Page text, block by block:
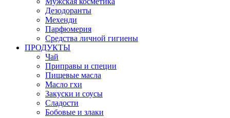
Дезодоранты
Мехенди
Парфюмерия
Средства личной гигиены
ПРОДУКТЫ
Чай
Приправы и специи
Пищевые масла
Масло гхи
Закуски и соусы
Сладости
Бобовые и злаки